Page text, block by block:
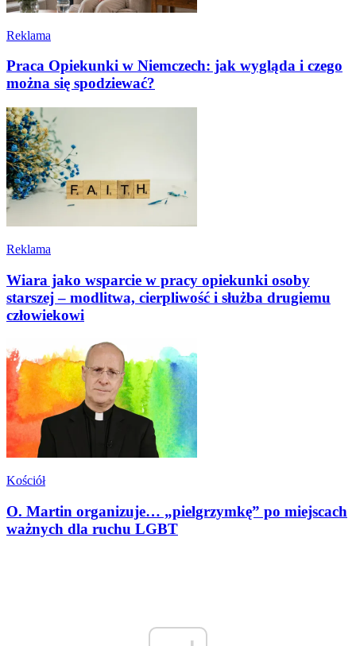
Reklama
Praca Opiekunki w Niemczech: jak wygląda i czego
można się spodziewać?
Reklama
Wiara jako wsparcie w pracy opiekunki osoby
starszej – modlitwa, cierpliwość i służba drugiemu
człowiekowi
Kościół
O. Martin organizuje… „pielgrzymkę” po miejscach
ważnych dla ruchu LGBT